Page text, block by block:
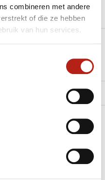
combineren met andere
of die ze hebben
van hun services.
aantal nodig?